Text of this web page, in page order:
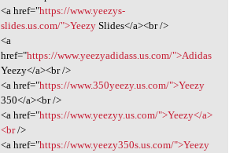
<a href="https://www.yeezys-
slides.us.com/">YeezySlides</a><br />
<a
href="https://www.yeezyadidass.us.com/">Adidas
Yeezy</a><br />
<a href="https://www.350yeezy.us.com/">Yeezy
350</a><br />
<a href="https://www.yeezyy.us.com/">Yeezy</a>
<br/>
<a href="https://www.yeezy350s.us.com/">Yeezy